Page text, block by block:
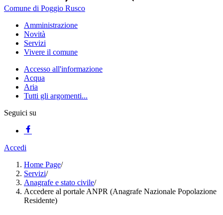
Comune di Poggio Rusco
Amministrazione
Novità
Servizi
Vivere il comune
Accesso all'informazione
Acqua
Aria
Tutti gli argomenti...
Seguici su
Accedi
Home Page/
Servizi/
Anagrafe e stato civile/
Accedere al portale ANPR (Anagrafe Nazionale Popolazione
Residente)